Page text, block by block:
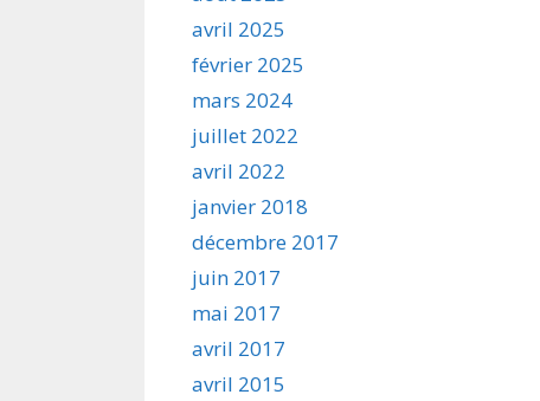
avril 2025
février 2025
mars 2024
juillet 2022
avril 2022
janvier 2018
décembre 2017
juin 2017
mai 2017
avril 2017
avril 2015